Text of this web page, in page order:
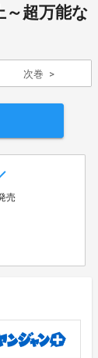
～超万能な
次巻
売